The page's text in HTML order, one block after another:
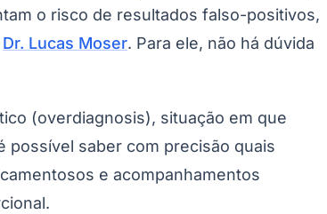
o risco de resultados falso-positivos,
Dr. Lucas Moser. Para ele, não há dúvida
(overdiagnosis), situação em que
possível saber com precisão quais
e acompanhamentos